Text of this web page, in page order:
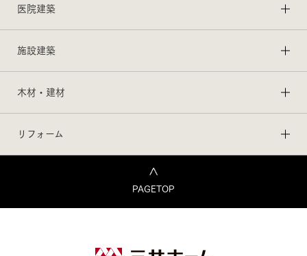
WOOD DESIGN賞受賞
「木の空間は身体に良い」を科
学的に証明する ～木材を用い
医院建築
施設建築
木材・建材
リフォーム
PAGETOP